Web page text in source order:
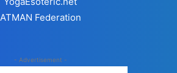
ATMAN Federation
- Advertisement -